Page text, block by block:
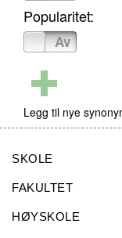
Popularitet:
Av
Legg til nye
SKOLE
FAKULTET
HØYSKOLE